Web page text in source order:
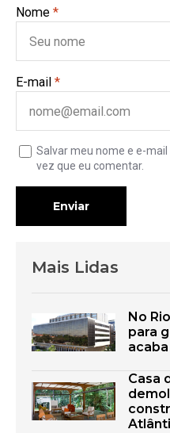
Nome *
E-mail *
Salvar meu nome e e-
vez que eu comentar.
Enviar
Mais Lidas
No
para
Casa